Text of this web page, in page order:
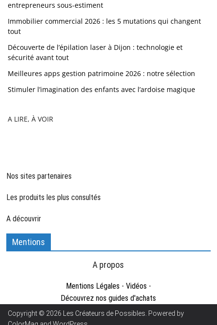
entrepreneurs sous-estiment
Immobilier commercial 2026 : les 5 mutations qui changent
tout
Découverte de l’épilation laser à Dijon : technologie et
sécurité avant tout
Meilleures apps gestion patrimoine 2026 : notre sélection
Stimuler l’imagination des enfants avec l’ardoise magique
A LIRE, À VOIR
Nos sites partenaires
Les produits les plus consultés
A découvrir
Mentions
A propos
Mentions Légales - Vidéos -
Découvrez nos guides d'achats
Copyright © 2026 Les Créateurs de Possibles . Powered by